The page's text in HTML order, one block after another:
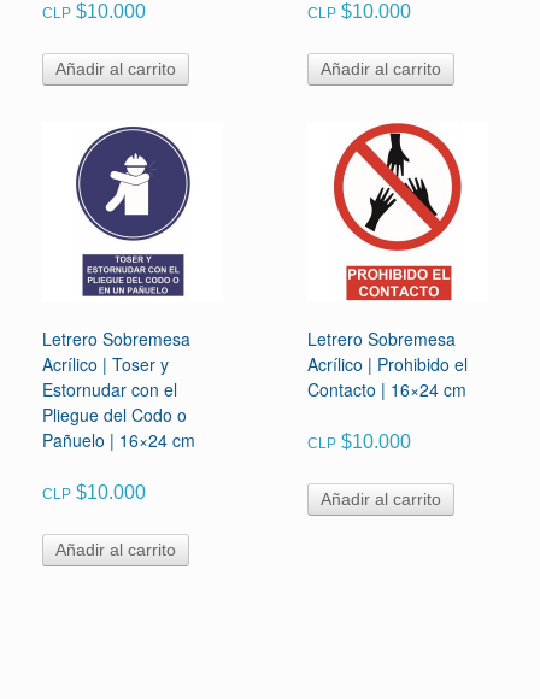
CLP $10.000
Añadir al carrito
CLP $10.000
Añadir al carrito
Letrero Sobremesa
Acrílico | Toser y
Estornudar con el
Pliegue del Codo o
Pañuelo | 16×24 cm
CLP $10.000
Añadir al carrito
Letrero Sobremesa
Acrílico | Prohibido el
Contacto | 16×24 cm
CLP $10.000
Añadir al carrito